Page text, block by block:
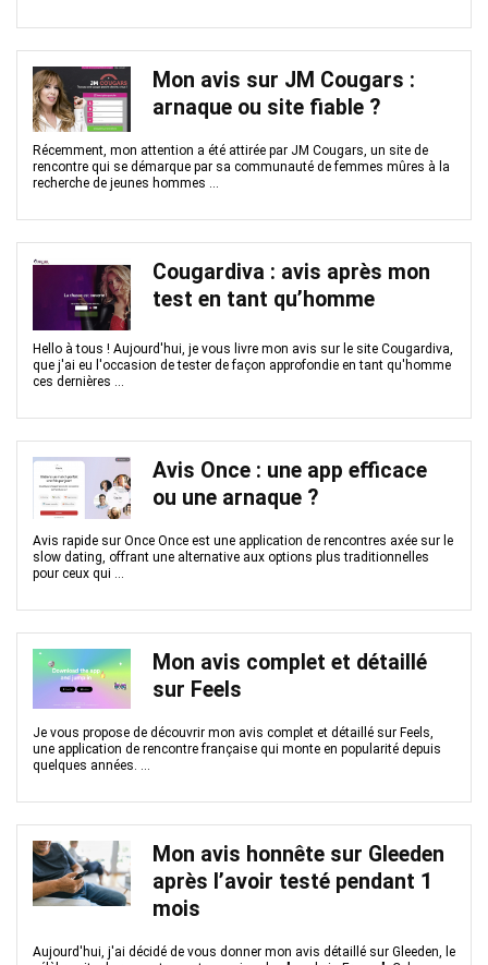
Mon avis sur JM Cougars :
arnaque ou site fiable ?
Récemment, mon attention a été attirée par JM Cougars, un site de
rencontre qui se démarque par sa communauté de femmes mûres à la
recherche de jeunes hommes ...
Cougardiva : avis après mon
test en tant qu’homme
Hello à tous ! Aujourd'hui, je vous livre mon avis sur le site Cougardiva,
que j'ai eu l'occasion de tester de façon approfondie en tant qu'homme
ces dernières ...
Avis Once : une app efficace
ou une arnaque ?
Avis rapide sur Once Once est une application de rencontres axée sur le
slow dating, offrant une alternative aux options plus traditionnelles
pour ceux qui ...
Mon avis complet et détaillé
sur Feels
Je vous propose de découvrir mon avis complet et détaillé sur Feels,
une application de rencontre française qui monte en popularité depuis
quelques années. ...
Mon avis honnête sur Gleeden
après l’avoir testé pendant 1
mois
Aujourd'hui, j'ai décidé de vous donner mon avis détaillé sur Gleeden, le